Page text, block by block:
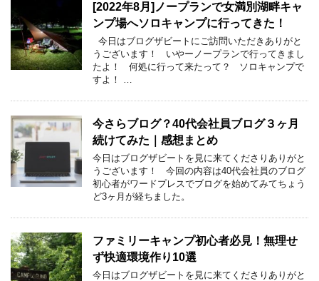
[2022年8月]ノープランで女満別湖畔キャ
ンプ場へソロキャンプに行ってきた！
今日はブログザビートにご訪問いただきありがと
うございます！ いやーノープランで行ってきまし
たよ！ 何処に行って来たって？ ソロキャンプで
すよ！ …
今さらブログ？40代会社員ブログ３ヶ月
続けてみた｜感想まとめ
今日はブログザビートを見に来てくださりありがと
うございます！ 今回の内容は40代会社員のブログ
初心者がワードプレスでブログを始めてみてちょう
ど3ヶ月が経ちました。
ファミリーキャンプ初心者必見！無理せ
ず快適環境作り10選
今日はブログザビートを見に来てくださりありがと